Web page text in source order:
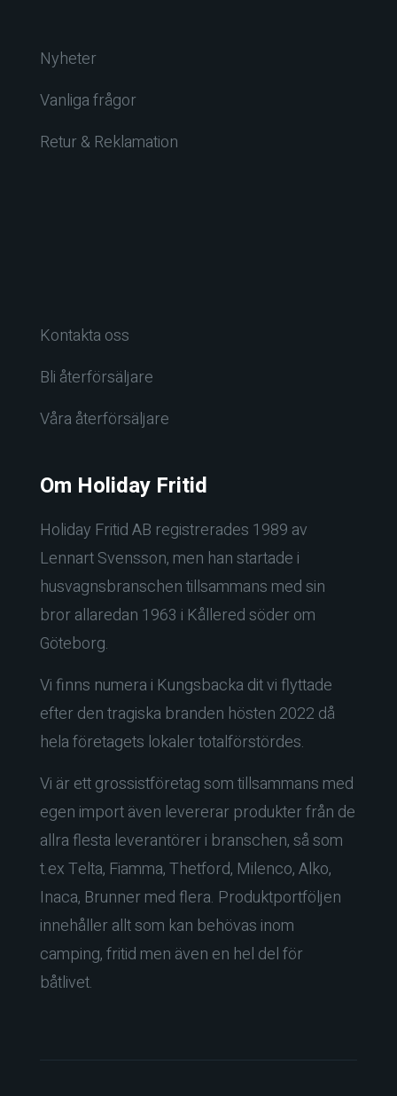
Nyheter
Vanliga frågor
Retur & Reklamation
Kontakta oss
Bli återförsäljare
Våra återförsäljare
Om Holiday Fritid
Holiday Fritid AB registrerades 1989 av
Lennart Svensson, men han startade i
husvagnsbranschen tillsammans med sin
bror allaredan 1963 i Kållered söder om
Göteborg.
Vi finns numera i Kungsbacka dit vi flyttade
efter den tragiska branden hösten 2022 då
hela företagets lokaler totalförstördes.
Vi är ett grossistföretag som tillsammans med
egen import även levererar produkter från de
allra flesta leverantörer i branschen, så som
t.ex Telta, Fiamma, Thetford, Milenco, Alko,
Inaca, Brunner med flera. Produktportföljen
innehåller allt som kan behövas inom
camping, fritid men även en hel del för
båtlivet.